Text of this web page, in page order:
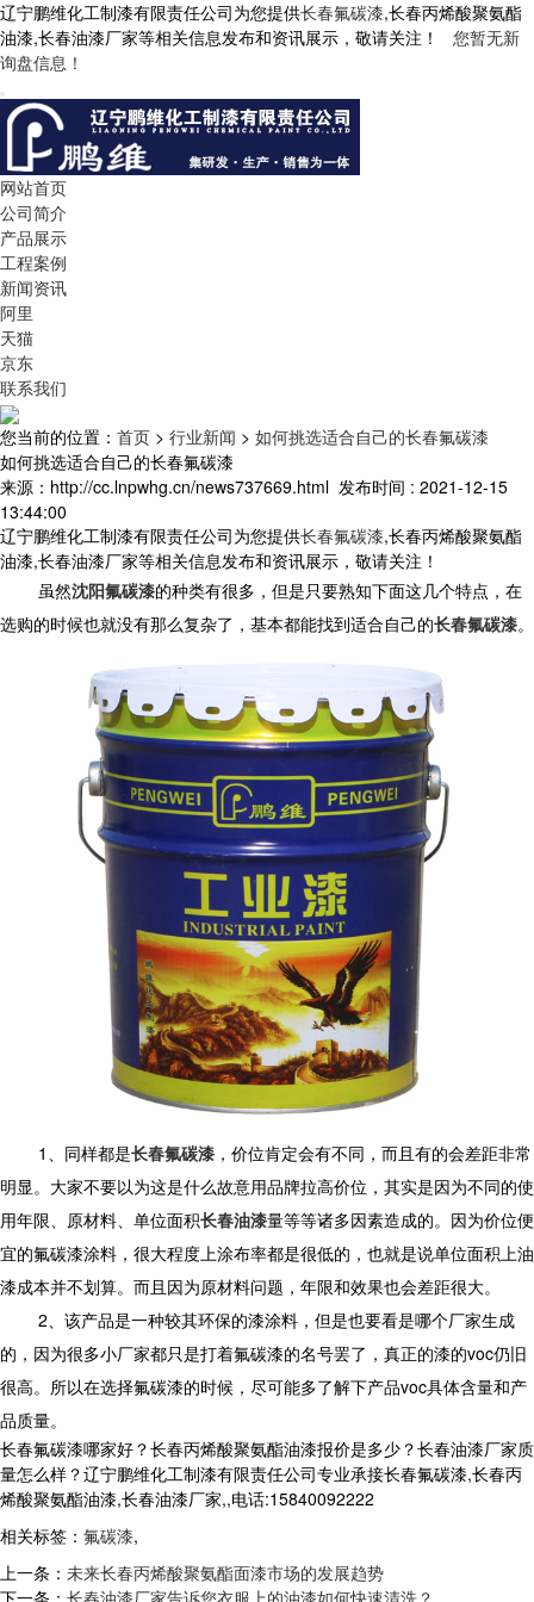
辽宁鹏维化工制漆有限责任公司为您提供长春氟碳漆,长春丙烯酸聚氨酯
油漆,长春油漆厂家等相关信息发布和资讯展示，敬请关注！ 您暂无新
询盘信息！
网站首页
公司简介
产品展示
工程案例
新闻资讯
阿里
天猫
京东
联系我们
您当前的位置： 首页 > 行业新闻 > 如何挑选适合自己的长春氟碳漆
如何挑选适合自己的长春氟碳漆
来源：http://cc.lnpwhg.cn/news737669.html 发布时间 : 2021-12-15
13:44:00
辽宁鹏维化工制漆有限责任公司为您提供长春氟碳漆,长春丙烯酸聚氨酯
油漆,长春油漆厂家等相关信息发布和资讯展示，敬请关注！
虽然沈阳氟碳漆的种类有很多，但是只要熟知下面这几个特点，在
选购的时候也就没有那么复杂了，基本都能找到适合自己的长春氟碳漆。
1、同样都是长春氟碳漆 ，价位肯定会有不同，而且有的会差距非常
明显。大家不要以为这是什么故意用品牌拉高价位，其实是因为不同的使
用年限、原材料、单位面积长春油漆量等等诸多因素造成的。因为价位便
宜的氟碳漆涂料，很大程度上涂布率都是很低的，也就是说单位面积上油
漆成本并不划算。而且因为原材料问题，年限和效果也会差距很大。
2、该产品是一种较其环保的漆涂料，但是也要看是哪个厂家生成
的，因为很多小厂家都只是打着氟碳漆的名号罢了，真正的漆的voc仍旧
很高。所以在选择氟碳漆的时候，尽可能多了解下产品voc具体含量和产
品质量。
长春氟碳漆哪家好？长春丙烯酸聚氨酯油漆报价是多少？长春油漆厂家质
量怎么样？辽宁鹏维化工制漆有限责任公司专业承接长春氟碳漆,长春丙
烯酸聚氨酯油漆,长春油漆厂家,,电话:15840092222
相关标签： 氟碳漆,
上一条： 未来长春丙烯酸聚氨酯面漆市场的发展趋势